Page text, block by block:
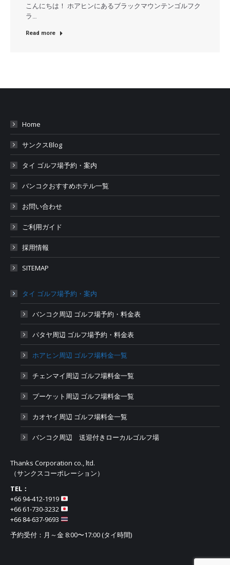
こんにちは！ ホアヒンにあるブラックマウンテンゴルフク
ラ…
Read more
Home
サンクスBlog
タイ ゴルフ場予約・案内
バンコクおすすめホテル一覧
お問い合わせ
ご利用ガイド
採用情報
SITEMAP
タイ ゴルフ場予約・案内
バンコク周辺 ゴルフ場予約・料金表
パタヤ周辺 ゴルフ場予約・料金表
ホアヒン周辺 ゴルフ場料金一覧
チェンマイ周辺 ゴルフ場料金一覧
プーケット周辺 ゴルフ場料金一覧
カオヤイ周辺 ゴルフ場料金一覧
バンコク周辺 送迎付きローカルゴルフ場
Thanks Corporation co., ltd.
（サンクスコーポレーション）
TEL：
+66 94-412-1919​
+66 61-730-3232
+66 84-637-9693
予約受付：月～金 8:00〜17:00 (タイ時間)